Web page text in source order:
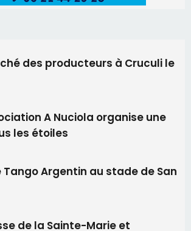
Argentin au stade de San
de la Sainte-Marie et
août
ce week-end du tournoi du
de la disparition du
de Saint Exupery